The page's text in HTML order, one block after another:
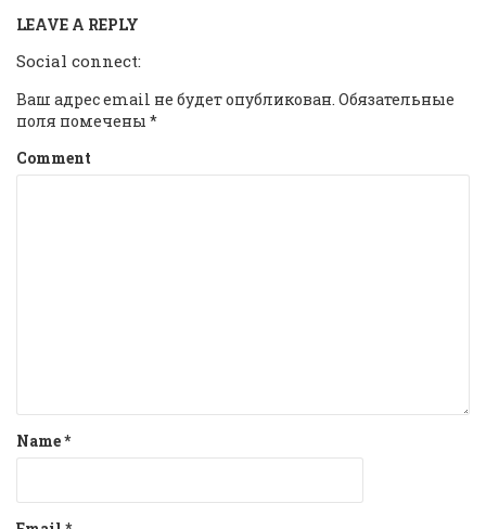
LEAVE A REPLY
Social connect:
Ваш адрес email не будет опубликован. Обязательные
поля помечены *
Comment
Name*